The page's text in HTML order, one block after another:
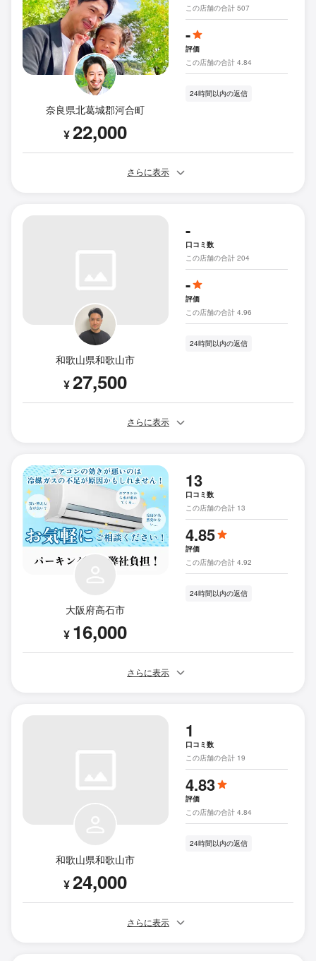
奈良県北葛城郡河合町
¥22,000
この店舗の合計 507
-
評価
この店舗の合計 4.84
24時間以内の返信
さらに表示
和歌山県和歌山市
¥27,500
-
口コミ数
この店舗の合計 204
-
評価
この店舗の合計 4.96
24時間以内の返信
さらに表示
大阪府高石市
¥ 16,000
13
口コミ数
この店舗の合計 13
4.85
評価
この店舗の合計 4.92
24時間以内の返信
さらに表示
和歌山県和歌山市
¥24,000
1
口コミ数
この店舗の合計 19
4.83
評価
この店舗の合計 4.84
24時間以内の返信
さらに表示